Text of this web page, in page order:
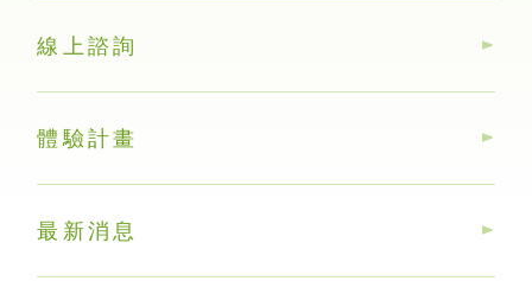
線上諮詢
體驗計畫
最新消息